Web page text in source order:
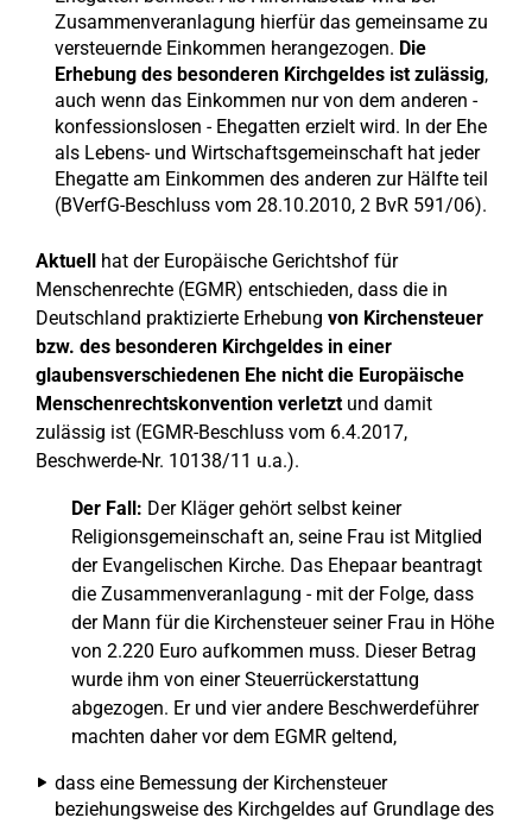
Zusammenveranlagung hierfür das gemeinsame zu
versteuernde Einkommen herangezogen. Die
Erhebung des besonderen Kirchgeldes ist zulässig,
auch wenn das Einkommen nur von dem anderen -
konfessionslosen - Ehegatten erzielt wird. In der Ehe
als Lebens- und Wirtschaftsgemeinschaft hat jeder
Ehegatte am Einkommen des anderen zur Hälfte teil
(BVerfG-Beschluss vom 28.10.2010, 2 BvR 591/06).
Aktuell hat der Europäische Gerichtshof für
Menschenrechte (EGMR) entschieden, dass die in
Deutschland praktizierte Erhebung von Kirchensteuer
bzw. des besonderen Kirchgeldes in einer
glaubensverschiedenen Ehe nicht die Europäische
Menschenrechtskonvention verletztund damit
zulässig ist (EGMR-Beschluss vom 6.4.2017,
Beschwerde-Nr. 10138/11 u.a.).
Der Fall: Der Kläger gehört selbst keiner
Religionsgemeinschaft an, seine Frau ist Mitglied
der Evangelischen Kirche. Das Ehepaar beantragt
die Zusammenveranlagung - mit der Folge, dass
der Mann für die Kirchensteuer seiner Frau in Höhe
von 2.220 Euro aufkommen muss. Dieser Betrag
wurde ihm von einer Steuerrückerstattung
abgezogen. Er und vier andere Beschwerdeführer
machten daher vor dem EGMR geltend,
dass eine Bemessung der Kirchensteuer
beziehungsweise des Kirchgeldes auf Grundlage des